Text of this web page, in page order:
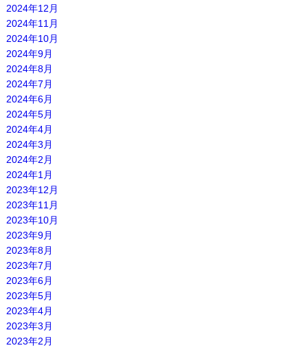
2024年12月
2024年11月
2024年10月
2024年9月
2024年8月
2024年7月
2024年6月
2024年5月
2024年4月
2024年3月
2024年2月
2024年1月
2023年12月
2023年11月
2023年10月
2023年9月
2023年8月
2023年7月
2023年6月
2023年5月
2023年4月
2023年3月
2023年2月